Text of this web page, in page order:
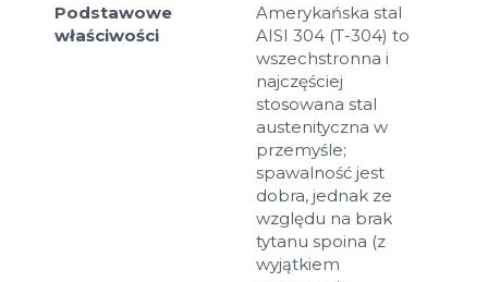
Podstawowe
właściwości
Amerykańska stal
AISI 304 (T-304) to
wszechstronna i
najczęściej
stosowana stal
austenityczna w
przemyśle;
spawalność jest
dobra, jednak ze
względu na brak
tytanu spoina (z
wyjątkiem